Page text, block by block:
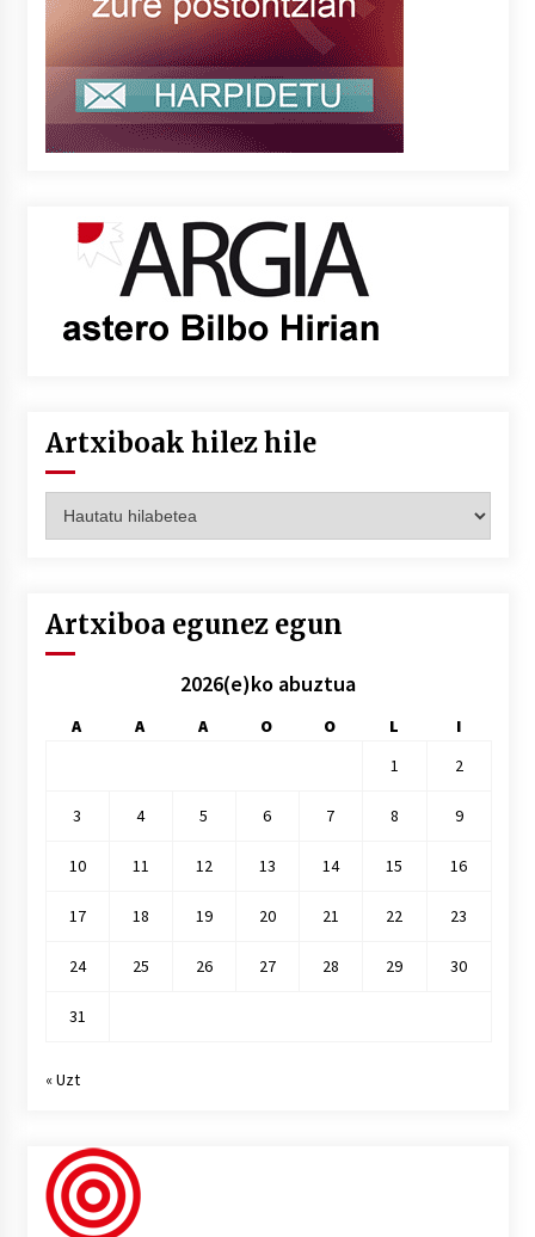
Artxiboak hilez hile
hilez
Artxiboa egunez egun
2026(e)ko abuztua
A A A O O L
I
1
2
3 4 5 6 7 8 9
10 11 12 13 14 15 16
17 18 19 20 21 22 23
24 25 26 27 28 29 30
31
« Uzt